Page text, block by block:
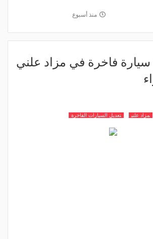
منذ أسبوع
دولة تبيع 82 سيارة فاخرة في مزاد علني
مزاد علني تعديل السيارات الفاخرة